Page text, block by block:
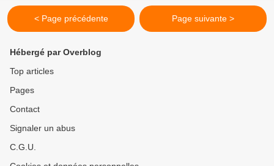
< Page précédente Page suivante >
Hébergé par Overblog
Top articles
Pages
Contact
Signaler un abus
C.G.U.